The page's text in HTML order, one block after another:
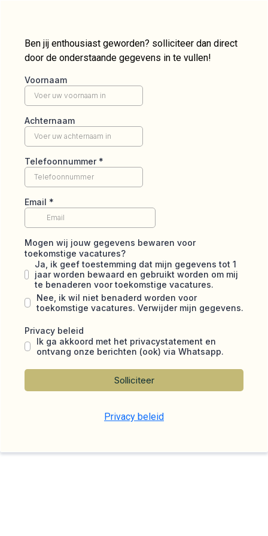
Ben jij enthousiast geworden? solliciteer dan direct
door de onderstaande gegevens in te vullen!
Voornaam
Achternaam
Telefoonnummer *
Email *
Mogen wij jouw gegevens bewaren voor
toekomstige vacatures?
Ja, ik geef toestemming dat mijn gegevens tot 1
jaar worden bewaard en gebruikt worden om mij
te benaderen voor toekomstige vacatures.
Nee, ik wil niet benaderd worden voor
toekomstige vacatures. Verwijder mijn gegevens.
Privacy beleid
Ik ga akkoord met het privacystatement en
ontvang onze berichten (ook) via Whatsapp.
Solliciteer
Privacy beleid